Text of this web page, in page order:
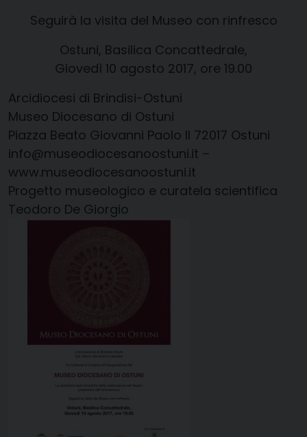
Seguirà la visita del Museo con rinfresco
Ostuni, Basilica Concattedrale,
Giovedì 10 agosto 2017, ore 19.00
Arcidiocesi di Brindisi-Ostuni
Museo Diocesano di Ostuni
Piazza Beato Giovanni Paolo II 72017 Ostuni
info@museodiocesanoostuni.it –
www.museodiocesanoostuni.it
Progetto museologico e curatela scientifica
Teodoro De Giorgio